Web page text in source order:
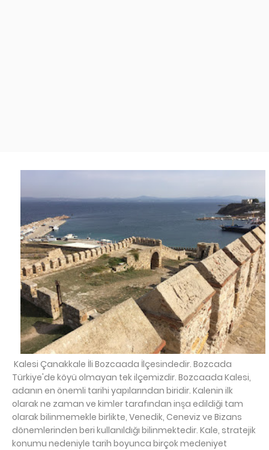
Kalesi Çanakkale İli Bozcaada İlçesindedir. Bozcada
Türkiye'de köyü olmayan tek ilçemizdir. Bozcaada Kalesi,
adanın en önemli tarihi yapılarından biridir. Kalenin ilk
olarak ne zaman ve kimler tarafından inşa edildiği tam
olarak bilinmemekle birlikte, Venedik, Ceneviz ve Bizans
dönemlerinden beri kullanıldığı bilinmektedir. Kale, stratejik
konumu nedeniyle tarih boyunca birçok medeniyet